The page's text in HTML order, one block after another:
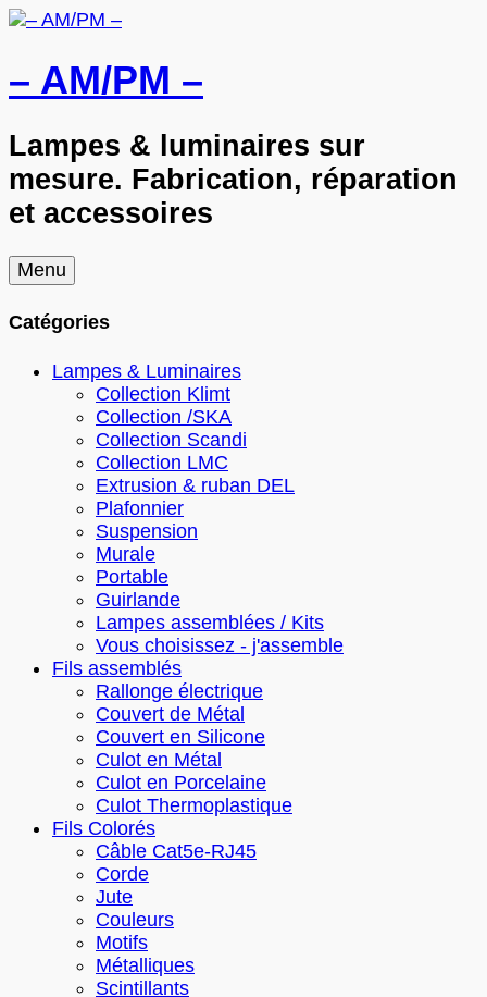
– AM/PM –
Lampes & luminaires sur
mesure. Fabrication, réparation
et accessoires
Menu Skip
to
Catégories
Lampes & Luminaires
Collection Klimt
Collection /SKA
Collection Scandi
Collection LMC
Extrusion & ruban DEL
Plafonnier
Suspension
Murale
Portable
Guirlande
Lampes assemblées / Kits
Vous choisissez - j'assemble
Fils assemblés
Rallonge électrique
Couvert de Métal
Couvert en Silicone
Culot en Métal
Culot en Porcelaine
Culot Thermoplastique
Fils Colorés
Câble Cat5e-RJ45
Corde
Jute
Couleurs
Motifs
Métalliques
Scintillants